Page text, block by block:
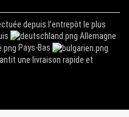
depuis l’entrepôt le plus
Allemagne
Pays-Bas
une livraison rapide et